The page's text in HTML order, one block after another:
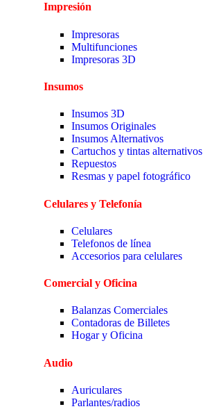
Impresión
Impresoras
Multifunciones
Impresoras 3D
Insumos
Insumos 3D
Insumos Originales
Insumos Alternativos
Cartuchos y tintas alternativos
Repuestos
Resmas y papel fotográfico
Celulares y Telefonía
Celulares
Telefonos de línea
Accesorios para celulares
Comercial y Oficina
Balanzas Comerciales
Contadoras de Billetes
Hogar y Oficina
Audio
Auriculares
Parlantes/radios